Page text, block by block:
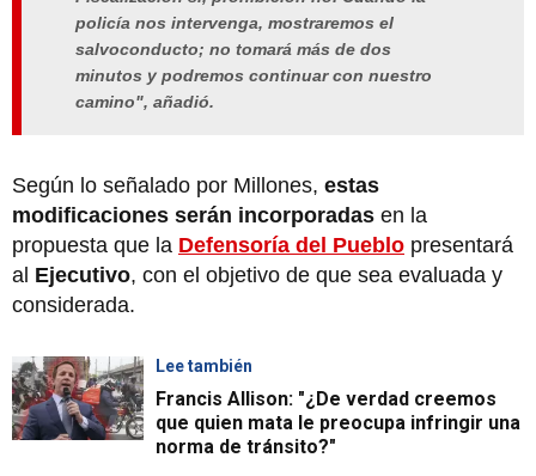
policía nos intervenga, mostraremos el
salvoconducto; no tomará más de dos
minutos y podremos continuar con nuestro
camino", añadió.
Según lo señalado por Millones, estas
modificaciones serán incorporadas en la
propuesta que la Defensoría del Pueblo presentará
al Ejecutivo, con el objetivo de que sea evaluada y
considerada.
Lee también
Francis Allison: "¿De verdad creemos
que quien mata le preocupa infringir una
norma de tránsito?"